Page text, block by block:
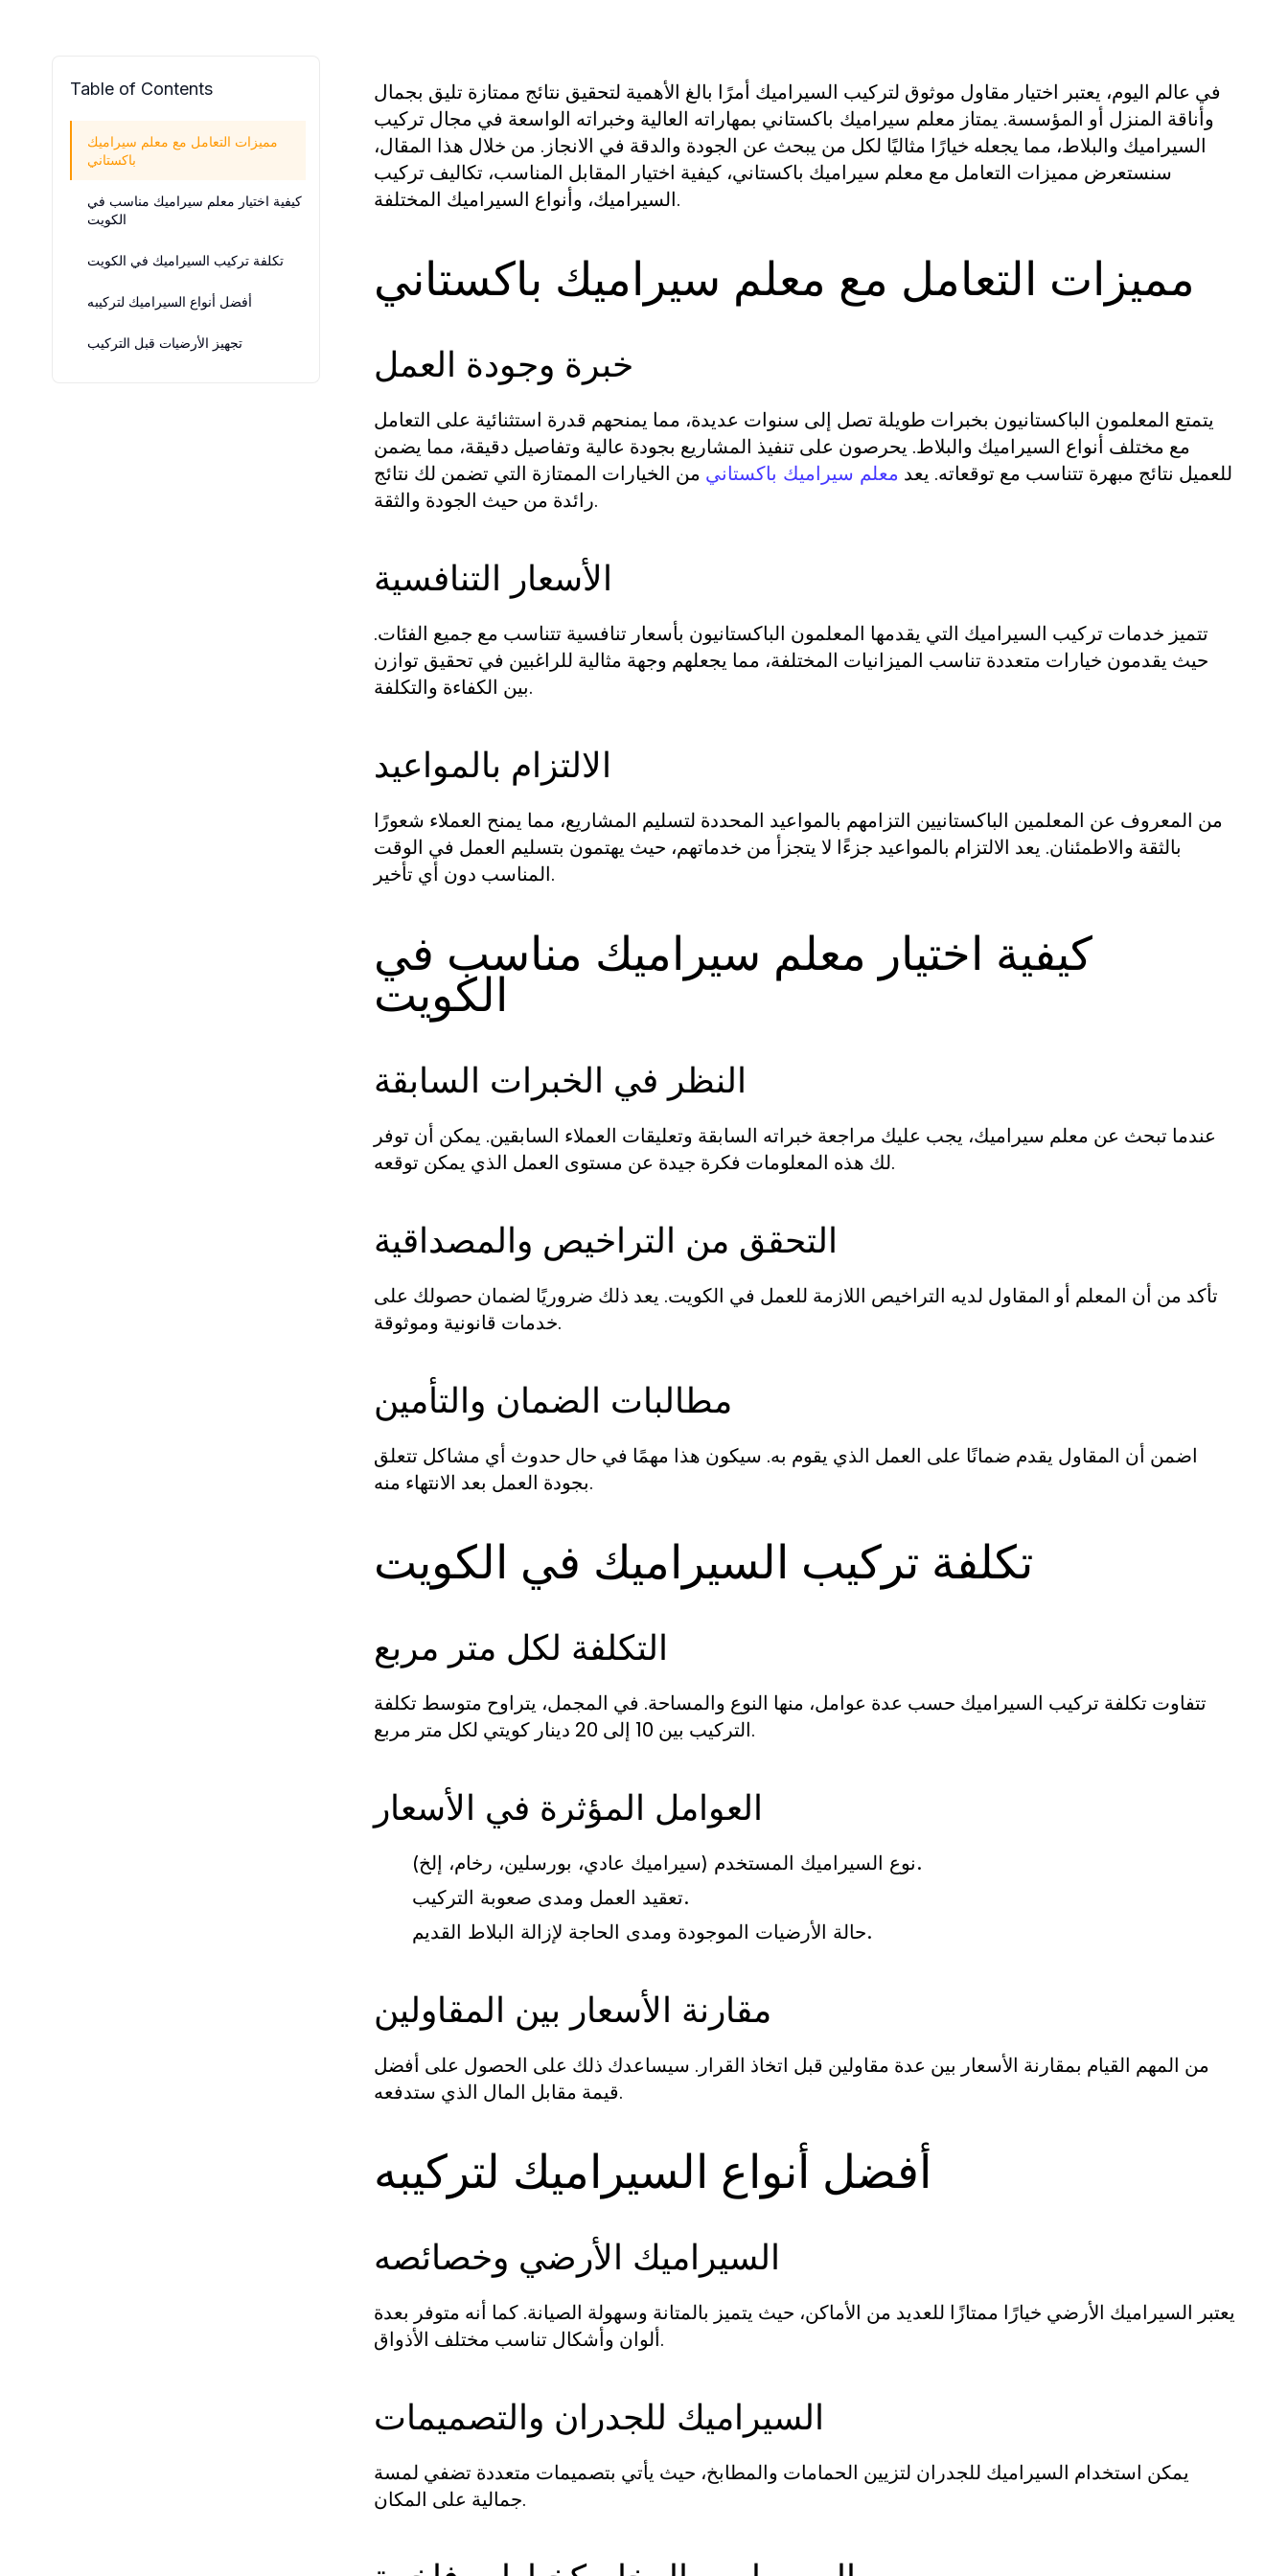
Table of Contents
مميزات التعامل مع معلم سيراميك
باكستاني
كيفية اختيار معلم سيراميك مناسب في
الكويت
تكلفة تركيب السيراميك في الكويت
أفضل أنواع السيراميك لتركيبه
تجهيز الأرضيات قبل التركيب
في عالم اليوم، يعتبر اختيار مقاول موثوق لتركيب السيراميك أمرًا بالغ الأهمية لتحقيق نتائج ممتازة تليق بجمال
وأناقة المنزل أو المؤسسة. يمتاز معلم سيراميك باكستاني بمهاراته العالية وخبراته الواسعة في مجال تركيب
السيراميك والبلاط، مما يجعله خيارًا مثاليًا لكل من يبحث عن الجودة والدقة في الانجاز. من خلال هذا المقال،
سنستعرض مميزات التعامل مع معلم سيراميك باكستاني، كيفية اختيار المقابل المناسب، تكاليف تركيب
السيراميك، وأنواع السيراميك المختلفة.
مميزات التعامل مع معلم سيراميك باكستاني
خبرة وجودة العمل
يتمتع المعلمون الباكستانيون بخبرات طويلة تصل إلى سنوات عديدة، مما يمنحهم قدرة استثنائية على التعامل
مع مختلف أنواع السيراميك والبلاط. يحرصون على تنفيذ المشاريع بجودة عالية وتفاصيل دقيقة، مما يضمن
للعميل نتائج مبهرة تتناسب مع توقعاته. يعد معلم سيراميك باكستاني من الخيارات الممتازة التي تضمن لك نتائج
رائدة من حيث الجودة والثقة.
الأسعار التنافسية
تتميز خدمات تركيب السيراميك التي يقدمها المعلمون الباكستانيون بأسعار تنافسية تتناسب مع جميع الفئات.
حيث يقدمون خيارات متعددة تناسب الميزانيات المختلفة، مما يجعلهم وجهة مثالية للراغبين في تحقيق توازن
بين الكفاءة والتكلفة.
الالتزام بالمواعيد
من المعروف عن المعلمين الباكستانيين التزامهم بالمواعيد المحددة لتسليم المشاريع، مما يمنح العملاء شعورًا
بالثقة والاطمئنان. يعد الالتزام بالمواعيد جزءًا لا يتجزأ من خدماتهم، حيث يهتمون بتسليم العمل في الوقت
المناسب دون أي تأخير.
كيفية اختيار معلم سيراميك مناسب في
الكويت
النظر في الخبرات السابقة
عندما تبحث عن معلم سيراميك، يجب عليك مراجعة خبراته السابقة وتعليقات العملاء السابقين. يمكن أن توفر
لك هذه المعلومات فكرة جيدة عن مستوى العمل الذي يمكن توقعه.
التحقق من التراخيص والمصداقية
تأكد من أن المعلم أو المقاول لديه التراخيص اللازمة للعمل في الكويت. يعد ذلك ضروريًا لضمان حصولك على
خدمات قانونية وموثوقة.
مطالبات الضمان والتأمين
اضمن أن المقاول يقدم ضمانًا على العمل الذي يقوم به. سيكون هذا مهمًا في حال حدوث أي مشاكل تتعلق
بجودة العمل بعد الانتهاء منه.
تكلفة تركيب السيراميك في الكويت
التكلفة لكل متر مربع
تتفاوت تكلفة تركيب السيراميك حسب عدة عوامل، منها النوع والمساحة. في المجمل، يتراوح متوسط تكلفة
التركيب بين 10 إلى 20 دينار كويتي لكل متر مربع.
العوامل المؤثرة في الأسعار
نوع السيراميك المستخدم (سيراميك عادي، بورسلين، رخام، إلخ).
تعقيد العمل ومدى صعوبة التركيب.
حالة الأرضيات الموجودة ومدى الحاجة لإزالة البلاط القديم.
مقارنة الأسعار بين المقاولين
من المهم القيام بمقارنة الأسعار بين عدة مقاولين قبل اتخاذ القرار. سيساعدك ذلك على الحصول على أفضل
قيمة مقابل المال الذي ستدفعه.
أفضل أنواع السيراميك لتركيبه
السيراميك الأرضي وخصائصه
يعتبر السيراميك الأرضي خيارًا ممتازًا للعديد من الأماكن، حيث يتميز بالمتانة وسهولة الصيانة. كما أنه متوفر بعدة
ألوان وأشكال تناسب مختلف الأذواق.
السيراميك للجدران والتصميمات
يمكن استخدام السيراميك للجدران لتزيين الحمامات والمطابخ، حيث يأتي بتصميمات متعددة تضفي لمسة
جمالية على المكان.